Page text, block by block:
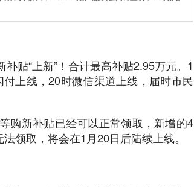
贴“上新”！合计最高补贴2.95万元。1
上线，20时微信渠道上线，届时市民
购新补贴已经可以正常领取，新增的4
领取，将会在1月20日后陆续上线。